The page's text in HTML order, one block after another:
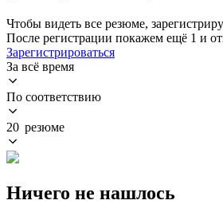
Чтобы видеть все резюме,
После регистрации покажем ещё 1 и
Зарегистрироваться
За всё время
По соответствию
20 резюме
Ничего не нашлось